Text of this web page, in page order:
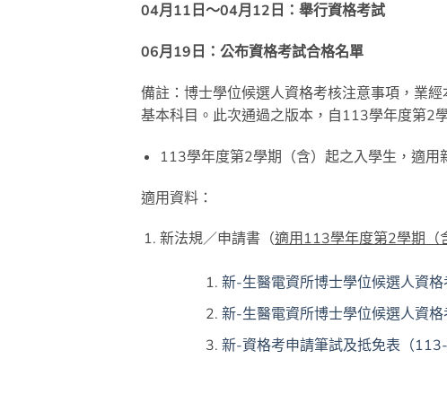
04月11日～04月12日：舉行資格考試
06月19日：公布資格考試合格名單
備註：博士學位候選人資格考核注意事項，業
基本科目。此次通過之版本，自113學年度第2
113學年度第2學期（含）起之入學生，適用
適用資料：
新法規／申請書（適用113學年度第2學期（
新-生醫電資所博士學位候選人資
新-生醫電資所博士學位候選人資
新-資格考申請筆試及抵免表（113-